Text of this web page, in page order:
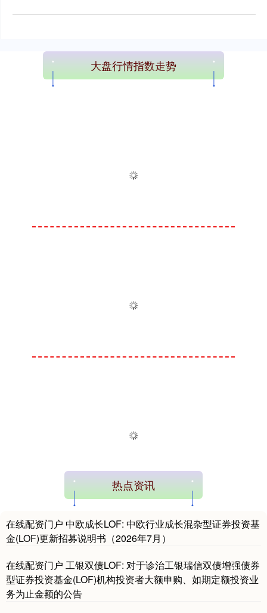
大盘行情指数走势
热点资讯
在线配资门户 中欧成长LOF: 中欧行业成长混杂型证券投资基
金(LOF)更新招募说明书（2026年7月）
在线配资门户 工银双债LOF: 对于诊治工银瑞信双债增强债券
型证券投资基金(LOF)机构投资者大额申购、如期定额投资业
务为止金额的公告